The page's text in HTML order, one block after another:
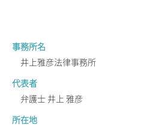
事務所名
井上雅彦法律事務所
代表者
弁護士 井上 雅彦
所在地